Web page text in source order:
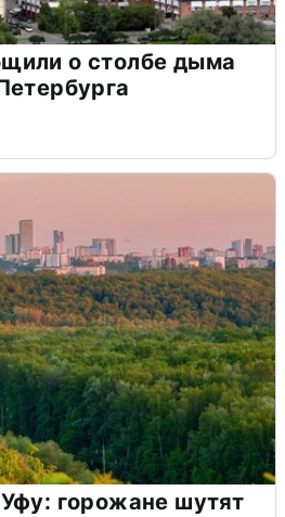
о столбе дыма
горожане шутят